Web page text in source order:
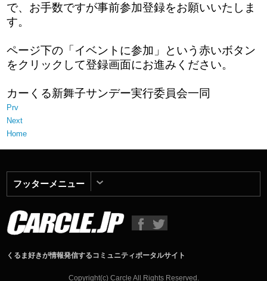
で、お手数ですが事前参加登録をお願いいたしま
す。
ページ下の「イベントに参加」という赤いボタン
をクリックして登録画面にお進みください。
カーくる新舞子サンデー実行委員会一同
Prv
Next
Home
フッターメニュー
くるま好きが情報発信するコミュニティポータルサイト
Copyright(c) Carcle All Rights Reserved.